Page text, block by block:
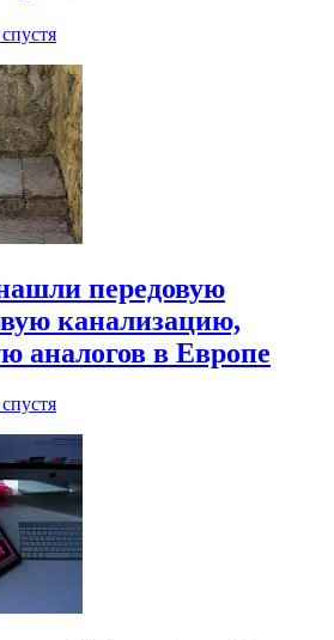
передовую
канализацию,
аналогов в Европе